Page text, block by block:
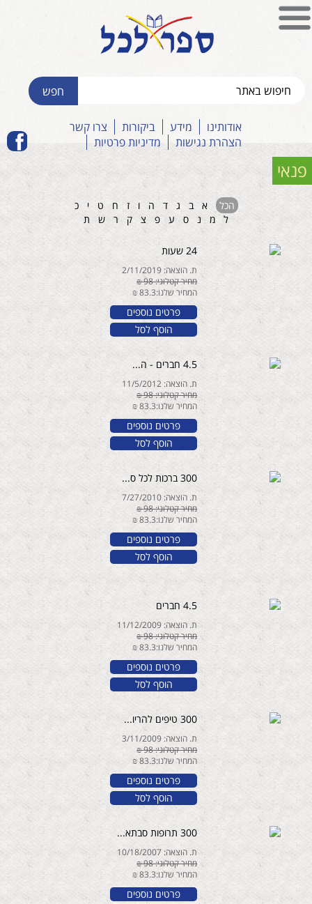
אודותינו מידע ביקורות
צרו קשר
הצהרת נגישות
מדיניות פרטיות
פנאי
הכל א ב ג ד ה ו ז ח ט י
כ
ל
מ נ ס ע פ צ ק ר ש ת
24 שעות
ת. הוצאה: 2/11/2019
מחיר קטלוגי: 98 ₪
המחיר שלנו:83.3 ₪
פרטים נוספים
הוסף לסל
4.5 חברים - ה...
ת. הוצאה: 11/5/2012
מחיר קטלוגי: 98 ₪
המחיר שלנו:83.3 ₪
פרטים נוספים
הוסף לסל
300 ברכות לכל ס...
ת. הוצאה: 7/27/2010
מחיר קטלוגי: 98 ₪
המחיר שלנו:83.3 ₪
פרטים נוספים
הוסף לסל
4.5 חברים
ת. הוצאה: 11/12/2009
מחיר קטלוגי: 98 ₪
המחיר שלנו:83.3 ₪
פרטים נוספים
הוסף לסל
300 טיפים להריו...
ת. הוצאה: 3/11/2009
מחיר קטלוגי: 98 ₪
המחיר שלנו:83.3 ₪
פרטים נוספים
הוסף לסל
300 תרופות סבתא...
ת. הוצאה: 10/18/2007
מחיר קטלוגי: 98 ₪
המחיר שלנו:83.3 ₪
פרטים נוספים